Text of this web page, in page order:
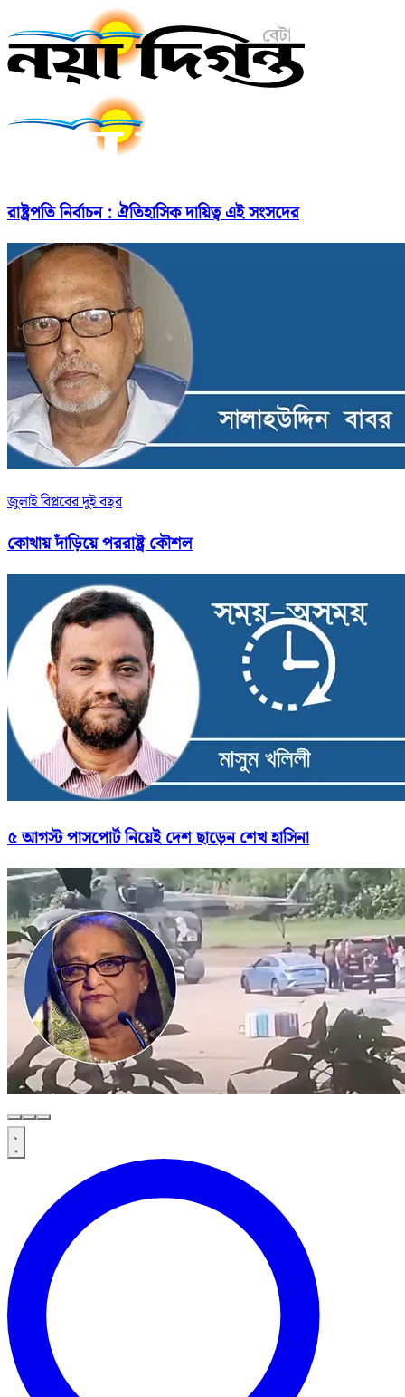
রাষ্ট্রপতি নির্বাচন : ঐতিহাসিক দায়িত্ব এই সংসদের
জুলাই বিপ্লবের দুই বছর
কোথায় দাঁড়িয়ে পররাষ্ট্র কৌশল
৫ আগস্ট পাসপোর্ট নিয়েই দেশ ছাড়েন শেখ হাসিনা